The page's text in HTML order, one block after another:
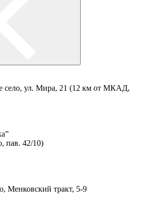
село, ул. Мира, 21 (12 км от МКАД,
пав. 42/10)
Менковский тракт, 5-9